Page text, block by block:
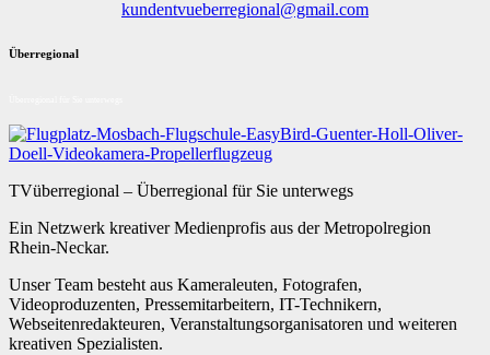
kundentvueberregional@gmail.com
Überregional
TVüberregional – Überregional für Sie unterwegs
Ein Netzwerk kreativer Medienprofis aus der Metropolregion
Rhein-Neckar.
Unser Team besteht aus Kameraleuten, Fotografen,
Videoproduzenten, Pressemitarbeitern, IT-Technikern,
Webseitenredakteuren, Veranstaltungsorganisatoren und weiteren
kreativen Spezialisten.